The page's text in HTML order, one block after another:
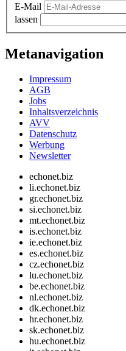
E-Mail
lassen
Metanavigation
Impressum
AGB
Jobs
Inhaltsverzeichnis
AVV
Datenschutz
Werbung
Newsletter
echonet.biz
li.echonet.biz
gr.echonet.biz
si.echonet.biz
mt.echonet.biz
is.echonet.biz
ie.echonet.biz
es.echonet.biz
cz.echonet.biz
lu.echonet.biz
be.echonet.biz
nl.echonet.biz
dk.echonet.biz
hr.echonet.biz
sk.echonet.biz
hu.echonet.biz